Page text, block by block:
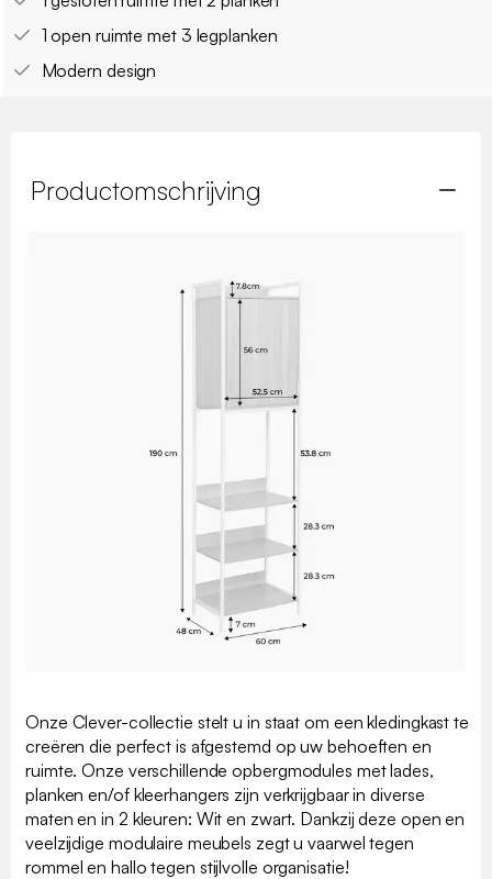
1 open ruimte met 3 legplanken
Modern design
Productomschrijving
Onze Clever-collectie stelt u in staat om een kledingkast te
creëren die perfect is afgestemd op uw behoeften en
ruimte. Onze verschillende opbergmodules met lades,
planken en/of kleerhangers zijn verkrijgbaar in diverse
maten en in 2 kleuren: Wit en zwart. Dankzij deze open en
veelzijdige modulaire meubels zegt u vaarwel tegen
rommel en hallo tegen stijlvolle organisatie!